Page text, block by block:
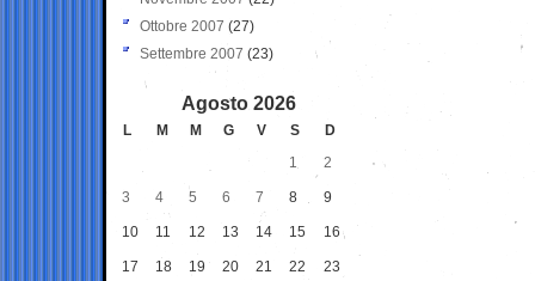
Ottobre 2007 (27)
Settembre 2007 (23)
Agosto 2026
L M M G V S
D
1
2
3 4 5 6 7 8 9
10 11 12 13 14 15 16
17 18 19 20 21 22 23